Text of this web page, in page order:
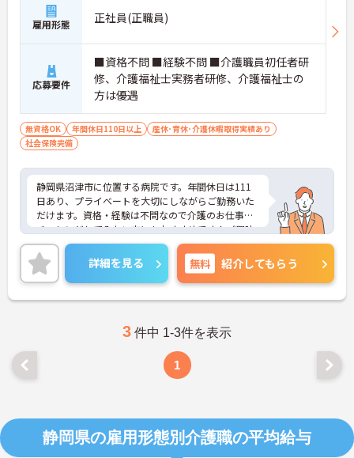
雇用形態 正社員(正職員)
応募要件
■資格不問 ■経験不問 ■介護職員初任者研
修、介護福祉士実務者研修、介護福祉士の
方は優遇
無資格OK 年間休日110日以上
産休･育休･介護休暇取得実績あり
社会保険完備
静岡県沼津市に位置する病院です。年間休日は111
日あり、プライベートを大切にしながらご勤務いた
だけます。資格・経験は不問なので介護のお仕事に
チャレンジしてみたい方にもおすすめです！ご興味
をお持ちの方はお気軽にお問い合わせください。
詳細を見る 無料 紹介してもらう
3 件中 1-3件を表示
1
静岡県の雇用形態別介護職の平均給与